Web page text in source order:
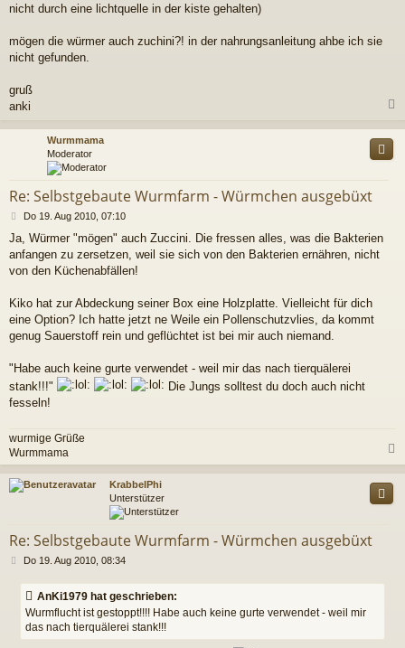
nicht durch eine lichtquelle in der kiste gehalten)
mögen die würmer auch zuchini?! in der nahrungsanleitung ahbe ich sie
nicht gefunden.
gruß
anki
c
Wurmmama
Moderator
Re: Selbstgebaute Wurmfarm - Würmchen ausgebüxt
B
i
t
r
g
Do 19. Aug 2010, 07:10
Ja, Würmer "mögen" auch Zuccini. Die fressen alles, was die Bakterien
anfangen zu zersetzen, weil sie sich von den Bakterien ernähren, nicht
von den Küchenabfällen!
Kiko hat zur Abdeckung seiner Box eine Holzplatte. Vielleicht für dich
eine Option? Ich hatte jetzt ne Weile ein Pollenschutzvlies, da kommt
genug Sauerstoff rein und geflüchtet ist bei mir auch niemand.
"Habe auch keine gurte verwendet - weil mir das nach tierquälerei
stank!!!"
Die Jungs solltest du doch auch nicht
fesseln!
wurmige Grüße
Wurmmama
a
KrabbelPhi
Unterstützer
Re: Selbstgebaute Wurmfarm - Würmchen ausgebüxt
B
g
Do 19. Aug 2010, 08:34
AnKi1979 hat geschrieben:
Wurmflucht ist gestoppt!!!! Habe auch keine gurte verwendet - weil mir
das nach tierquälerei stank!!!